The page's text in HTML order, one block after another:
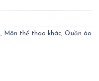
, Môn thể thao khác, Quần áo